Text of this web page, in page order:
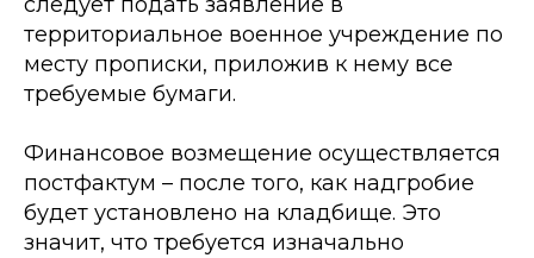
территориальное военное учреждение по
месту прописки, приложив к нему все
требуемые бумаги.
Финансовое возмещение осуществляется
постфактум – после того, как надгробие
будет установлено на кладбище. Это
значит, что требуется изначально